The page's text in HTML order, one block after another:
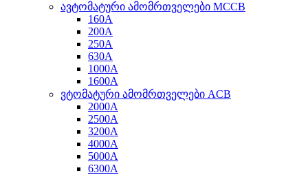
ავტომატური ამომრთველები MCCB
160A
200A
250A
630A
1000A
1600A
ვტომატური ამომრთველები ACB
2000A
2500A
3200A
4000A
5000A
6300A